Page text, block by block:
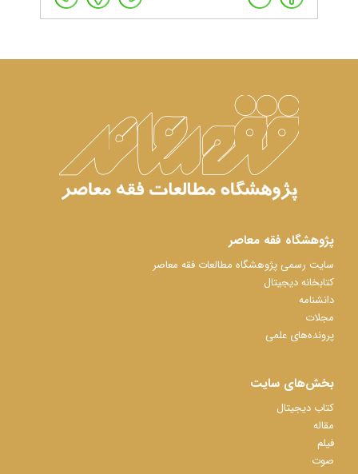
پژوهشگاه فقه معاصر
سایت رسمی پژوهشگاه مطالعات فقه معاصر
کتابخانه دیجیتال
دانشنامه
مجلات
پرونده‌های علمی
بخش‌های سایت
کتاب دیجیتال
مقاله
فیلم
صوت